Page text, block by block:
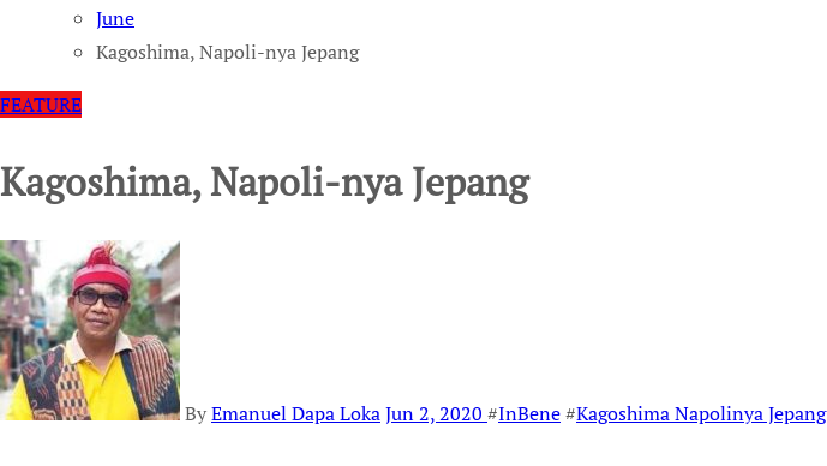
June
Kagoshima, Napoli-nya Jepang
FEATURE
Kagoshima, Napoli-nya Jepang
ByEmanuel Dapa LokaJun 2, 2020 #InBene#Kagoshima Napolinya Jepang